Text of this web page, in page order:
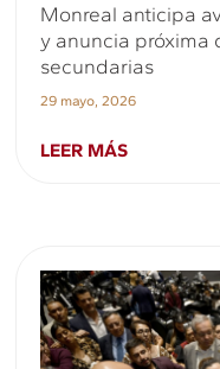
Monreal anticipa
y anuncia próxima
secundarias
29 mayo, 2026
LEER MÁS